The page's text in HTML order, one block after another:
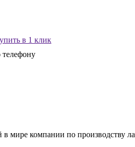
в 1 клик
телефону
мире компании по производству